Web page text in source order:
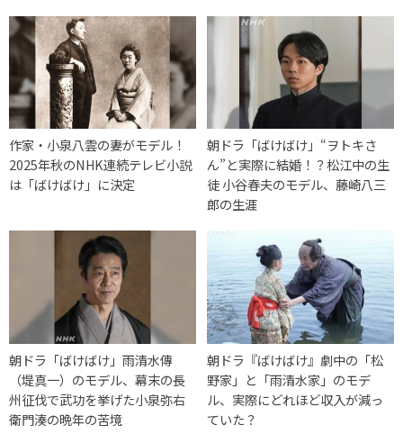
作家・小泉八雲の妻がモデル！
2025年秋のNHK連続テレビ小説
は「ばけばけ」に決定
朝ドラ「ばけばけ」“ヲトキさ
ん”と実際に結婚！？松江中の生
徒 小谷春夫のモデル、藤崎八三
郎の生涯
朝ドラ「ばけばけ」雨清水傳
（堤真一）のモデル、幕末の長
州征伐で武功を挙げた小泉弥右
衛門湊の晩年の苦境
朝ドラ『ばけばけ』劇中の「松
野家」と「雨清水家」のモデ
ル、実際にどれほど収入が減っ
ていた？